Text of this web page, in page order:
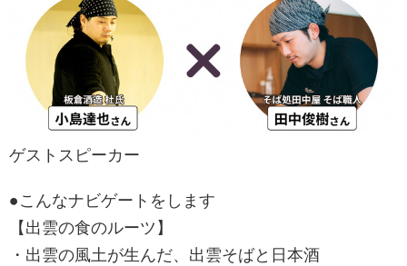
ゲストスピーカー
●こんなナビゲートをします
【出雲の食のルーツ】
・出雲の風土が生んだ、出雲そばと日本酒